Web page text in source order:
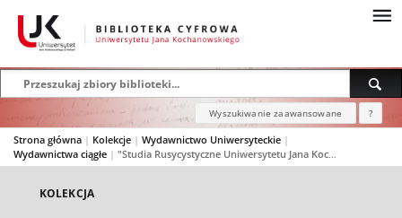
Wyszukiwanie zaawansowane ?
Strona główna | Kolekcje | Wydawnictwo Uniwersyteckie |
Wydawnictwa ciągłe | "Studia Rusycystyczne Uniwersytetu Jana Kochanowskiego"
KOLEKCJA